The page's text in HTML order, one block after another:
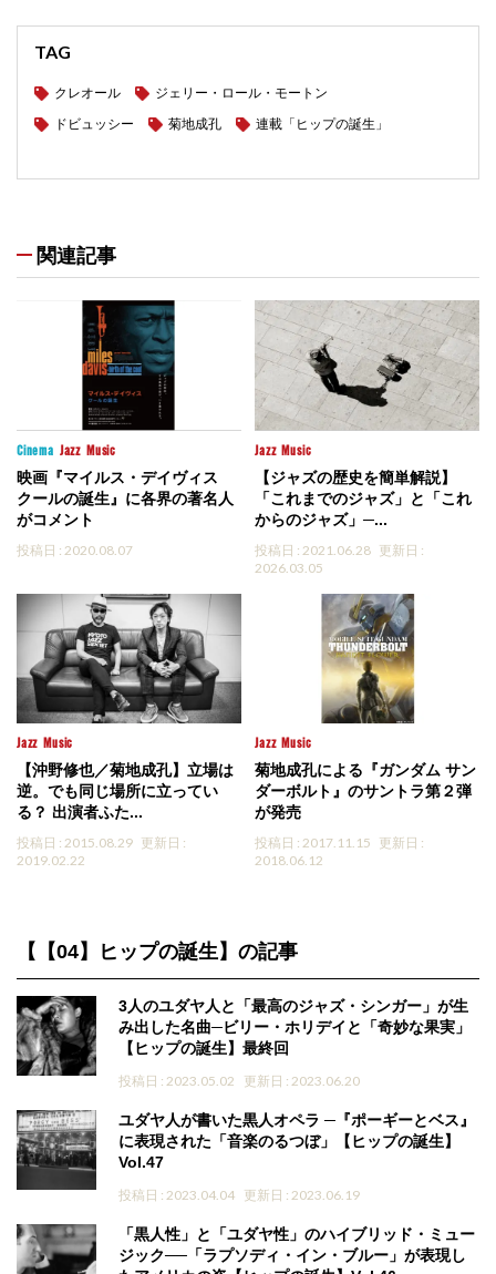
TAG
クレオール
ジェリー・ロール・モートン
ドビュッシー
菊地成孔 連載「ヒップの誕生」
関連記事
Cinema Jazz Music
映画『マイルス・デイヴィス
クールの誕生』に各界の著名人
がコメント
投稿日 : 2020.08.07
Jazz Music
【ジャズの歴史を簡単解説】
「これまでのジャズ」と「これ
からのジャズ」─...
投稿日 : 2021.06.28 更新日 :
2026.03.05
Jazz Music
【沖野修也／菊地成孔】立場は
逆。でも同じ場所に立ってい
る？ 出演者ふた...
投稿日 : 2015.08.29 更新日 :
2019.02.22
Jazz Music
菊地成孔による『ガンダム サン
ダーボルト』のサントラ第２弾
が発売
投稿日 : 2017.11.15 更新日 :
2018.06.12
【【04】ヒップの誕生】の記事
3人のユダヤ人と「最高のジャズ・シンガー」が生
み出した名曲─ビリー・ホリデイと「奇妙な果実」
【ヒップの誕生】最終回
投稿日 : 2023.05.02 更新日 : 2023.06.20
ユダヤ人が書いた黒人オペラ ─『ポーギーとベス』
に表現された「音楽のるつぼ」【ヒップの誕生】
Vol.47
投稿日 : 2023.04.04 更新日 : 2023.06.19
「黒人性」と「ユダヤ性」のハイブリッド・ミュー
ジック──「ラプソディ・イン・ブルー」が表現し